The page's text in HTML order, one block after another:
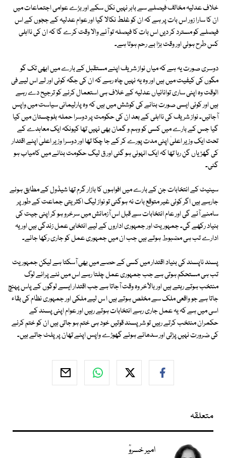
خلاف عدلیہ مخالف فیصلے سے باہر نہیں نکل سکے اور بڑے عوامی اجتماعات میں
ان کا سارا زور اس بات پر ہے کہ ان کو غلط نکالا گیا اور عوام عدلیہ کے ججوں کے اس
فیصلے کو مسترد کر دیں اس بات کا فیصلہ تو آنے والا وقت کرے گا کہ ان کی نااہلی
کس طرح ہوئی اور وقت بڑا بے رحم ہوتا ہے۔
دوسری صورت یہ ہے کہ میاں نواز شریف اپنے مستقبل کے بارے میں ابھی تک گو
مگوں کی کیفیت میں ہیں اور وہ یہ نہیں چاہ رہے کہ ان کی جگہ کوئی اور لے اس لیے فی
الوقت وہ اپنی ساری توانائیاں عدلیہ کے خلاف ہی استعمال کرنے کو ترجیح دے رہے
ہیں اور کوئی ایسی صورت بنانے کی کوشش میں ہیں کہ وہ پارلیمانی سیاست میں واپس
آجائیں۔ نواز شریف کی نااہلی کے بعد ان کی حکومت پر دوسرا حملہ بلوچستان میں کیا
گیا جس کے بارے میں کسی کو وہم و گمان بھی نہیں تھا کیونکہ ایک معاہدے کے
تحت ایک وزیر اعلیٰ اپنی مدت پورے کر کے جا چکا تھا اور دوسرا وزیر اعلیٰ اپنے اقتدار
کی گھڑیاں گن رہا تھا کہ ایک انہونی ہو گئی اور ق لیگ حکومت بنانے میں کامیاب ہو
گئی۔
سینیٹ کے انتخابات جن کے بارے میں افواہوں کا بازار گرم تھا شیڈول کے مطابق ہونے
جارہے ہیں اگر کوئی غیر متوقع بات نہ ہوگئی تو نواز لیگ اکثریتی جماعت کے طور پر
سامنے آئے گی اور عام انتخابات سے قبل اس آزمائش میں سرخرو ہو کر اپنی جیت کی
بنیاد رکھے گی۔ جمہوریت اور جمہوری اداروں کے لیے انتخابی عمل زندگی ہیں اور یہ
ادارے تب ہی مضبوط ہوتے ہیں جب ان میں جمہوری عمل کو جاری رکھا جائے۔
پسند ناپسند کی بنیاد اقتدار میں کسی کے حصے میں بھی آسکتا ہے لیکن جمہوریت
تب ہی مستحکم ہوتی ہے جب جمہوری عمل چلتا رہے اس میں نئے پرانے لوگ
منتخب ہوتے رہتے ہیں اور بالآخر وہ وقت آجاتا ہے جب اقتدار ایسے لوگوں کے پاس پہنچ
جاتا ہے جو واقعی ملک سے مخلص ہوتے ہیں ا س لیے ملکی اور جمہوری نظام کی بقاء
اسی میں ہے کہ یہ عمل جاری رہے انتخابات ہوتے رہیں اور عوام اپنی پسند کے
حکمران منتخب کرتے رہیں تو شر پسند قوتیں خود ہی ختم ہو جاتی ہیں ان کو ختم کرنے
کی ضرورت نہیں پڑتی اور سدھائے ہوئے گھوڑے واپس اپنے تھان پر پلٹ جاتے ہیں۔
متعلقہ
امیر خسروؒ